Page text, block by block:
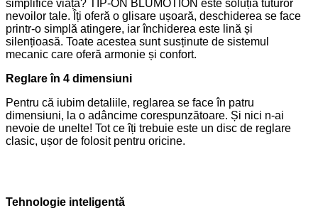
simplifice viața? TIP-ON BLUMOTION este soluția tuturor
nevoilor tale. Îți oferă o glisare ușoară, deschiderea se face
printr-o simplă atingere, iar închiderea este lină și
silențioasă. Toate acestea sunt susținute de sistemul
mecanic care oferă armonie și confort.
Reglare în 4 dimensiuni
Pentru că iubim detaliile, reglarea se face în patru
dimensiuni, la o adâncime corespunzătoare. Și nici n-ai
nevoie de unelte! Tot ce îți trebuie este un disc de reglare
clasic, ușor de folosit pentru oricine.
Tehnologie inteligentă